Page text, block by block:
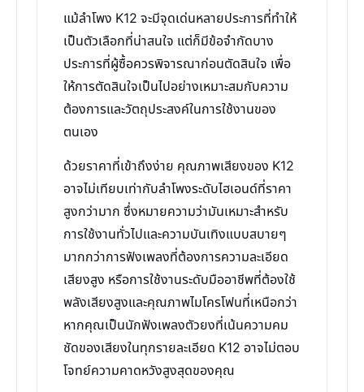
แม้ลำโพง K12 จะมีจุดเด่นหลายประการที่ทำให้
เป็นตัวเลือกที่น่าสนใจ แต่ก็มีข้อจำกัดบาง
ประการที่ผู้ซื้อควรพิจารณาก่อนตัดสินใจ เพื่อ
ให้การตัดสินใจเป็นไปอย่างเหมาะสมกับความ
ต้องการและวัตถุประสงค์ในการใช้งานของ
ตนเอง
ด้วยราคาที่เข้าถึงง่าย คุณภาพเสียงของ K12
อาจไม่เทียบเท่ากับลำโพงระดับไฮเอนด์ที่ราคา
สูงกว่ามาก ซึ่งหมายความว่ามันเหมาะสำหรับ
การใช้งานทั่วไปและความบันเทิงแบบสบายๆ
มากกว่าการฟังเพลงที่ต้องการความละเอียด
เสียงสูง หรือการใช้งานระดับมืออาชีพที่ต้องใช้
พลังเสียงสูงและคุณภาพไมโครโฟนที่เหนือกว่า
หากคุณเป็นนักฟังเพลงตัวยงที่เน้นความคม
ชัดของเสียงในทุกรายละเอียด K12 อาจไม่ตอบ
โจทย์ความคาดหวังสูงสุดของคุณ